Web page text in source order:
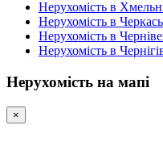
Нерухомість в
Нерухомість в
Нерухомість в
Нерухомість в
Нерухомість на мапі
×